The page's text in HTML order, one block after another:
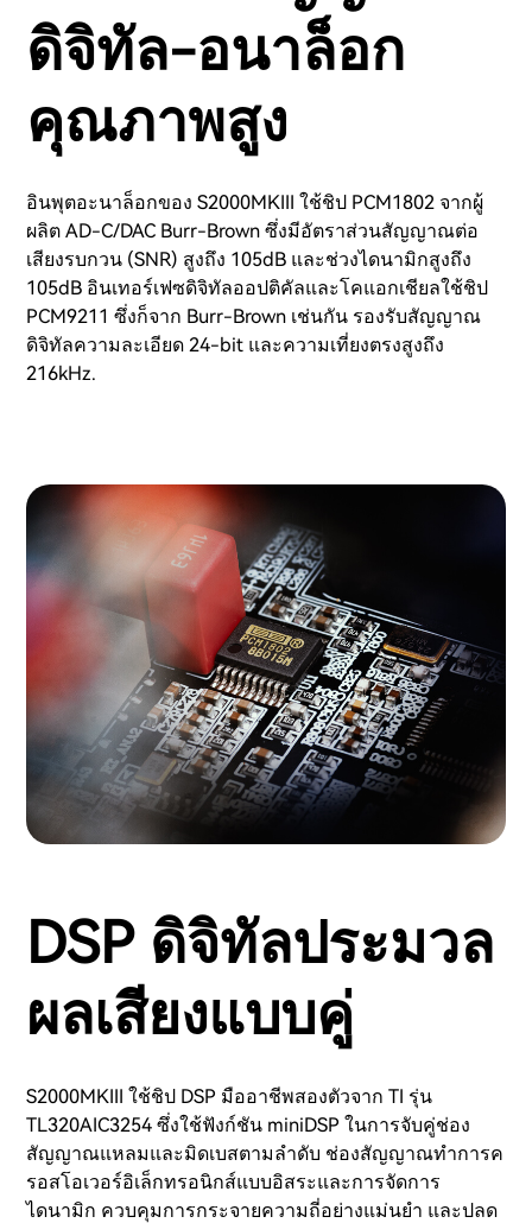
ดิจิทัล-อนาล็อก
คุณภาพสูง
อินพุตอะนาล็อกของ S2000MKIII ใช้ชิป PCM1802 จากผู้
ผลิต AD-C/DAC Burr-Brown ซึ่งมีอัตราส่วนสัญญาณต่อ
เสียงรบกวน (SNR) สูงถึง 105dB และช่วงไดนามิกสูงถึง
105dB อินเทอร์เฟซดิจิทัลออปติคัลและโคแอกเชียลใช้ชิป
PCM9211 ซึ่งก็จาก Burr-Brown เช่นกัน รองรับสัญญาณ
ดิจิทัลความละเอียด 24-bit และความเที่ยงตรงสูงถึง
216kHz.
DSP ดิจิทัลประมวล
ผลเสียงแบบคู่
S2000MKIII ใช้ชิป DSP มืออาชีพสองตัวจาก TI รุ่น
TL320AIC3254 ซึ่งใช้ฟังก์ชัน miniDSP ในการจับคู่ช่อง
สัญญาณแหลมและมิดเบสตามลำดับ ช่องสัญญาณทำการค
รอสโอเวอร์อิเล็กทรอนิกส์แบบอิสระและการจัดการ
ไดนามิก ควบคุมการกระจายความถี่อย่างแม่นยำ และปลด